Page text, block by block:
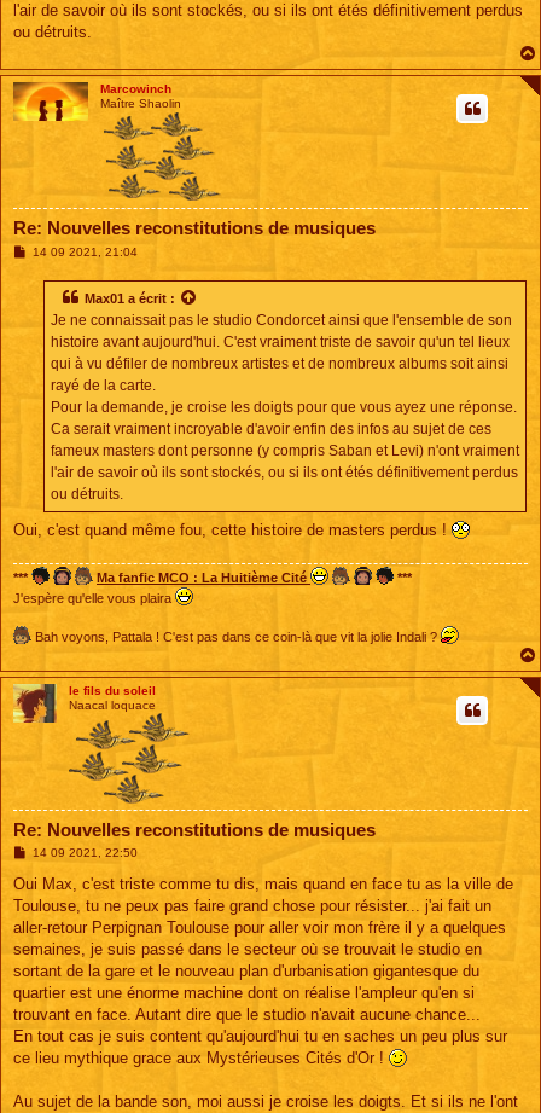
l'air de savoir où ils sont stockés, ou si ils ont étés définitivement perdus
ou détruits.
Marcowinch
Maître Shaolin
Re: Nouvelles reconstitutions de musiques
M14 09 2021, 21:04
Max01 a écrit :
Je ne connaissait pas le studio Condorcet ainsi que l'ensemble de son
histoire avant aujourd'hui. C'est vraiment triste de savoir qu'un tel lieux
qui à vu défiler de nombreux artistes et de nombreux albums soit ainsi
rayé de la carte.
Pour la demande, je croise les doigts pour que vous ayez une réponse.
Ca serait vraiment incroyable d'avoir enfin des infos au sujet de ces
fameux masters dont personne (y compris Saban et Levi) n'ont vraiment
l'air de savoir où ils sont stockés, ou si ils ont étés définitivement perdus
ou détruits.
Oui, c'est quand même fou, cette histoire de masters perdus !
*** Ma fanfic MCO : La Huitième Cité
***
J'espère qu'elle vous plaira
Bah voyons, Pattala ! C'est pas dans ce coin-là que vit la jolie Indali ?
le fils du soleil
Naacal loquace
Re: Nouvelles reconstitutions de musiques
M
s
a
g
14 09 2021, 22:50
Oui Max, c'est triste comme tu dis, mais quand en face tu as la ville de
Toulouse, tu ne peux pas faire grand chose pour résister... j'ai fait un
aller-retour Perpignan Toulouse pour aller voir mon frère il y a quelques
semaines, je suis passé dans le secteur où se trouvait le studio en
sortant de la gare et le nouveau plan d'urbanisation gigantesque du
quartier est une énorme machine dont on réalise l'ampleur qu'en si
trouvant en face. Autant dire que le studio n'avait aucune chance...
En tout cas je suis content qu'aujourd'hui tu en saches un peu plus sur
ce lieu mythique grace aux Mystérieuses Cités d'Or !
Au sujet de la bande son, moi aussi je croise les doigts. Et si ils ne l'ont